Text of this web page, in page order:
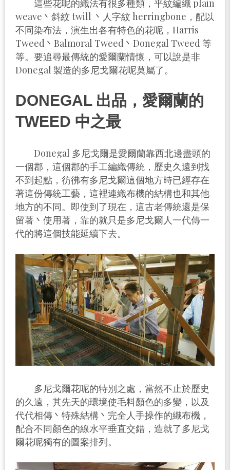
這些花呢的織法有很多種類，平紋編織 plain
weave丶斜紋 twill 丶人字紋 herringbone，配以
不同染布法，演生出各有特色的花呢，Harris
Tweed丶Balmoral Tweed丶Donegal Tweed 等
等。要追尋最傳統的愛爾蘭情懷，可以說是非
Donegal 製造的多尼戈爾花呢莫屬了。
DONEGAL 出品，愛爾蘭的
TWEED 中之最
Donegal 多尼戈爾是愛爾蘭靠西北邊盡頭的
一個郡，這個郡的手工編織傳統，歷史久遠到找
不到起點，彷彿有多尼戈爾這個地方時已經存在
著這份傳統工藝，這裡連織布機的結構也和其他
地方的不同。即使到了現在，這古老傳統還是保
留著丶使用著，靠的就只是多尼戈爾人一代傳一
代的將這個技能延續下去。
多尼戈爾花呢的特別之處，當然不止於歷史
的久遠，其先天的環境使毛料顏色的多變，以及
代代相傳丶特殊結構丶完全人手操作的織布機，
配合不同顏色的線水平垂直交錯，造就了多尼戈
爾花呢獨有的圖案排列。